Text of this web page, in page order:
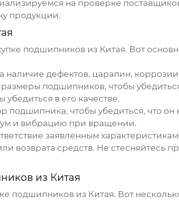
на проверке
продукции.
подшипников из Китая. Вот
наличие дефектов, царапин,
размеры подшипников, чтобы
убедиться в его качестве.
подшипника, чтобы убедиться, что
и вибрацию при вращении.
заявленным
возврата средств. Не стесняйтесь
из Китая
подшипников из Китая. Вот